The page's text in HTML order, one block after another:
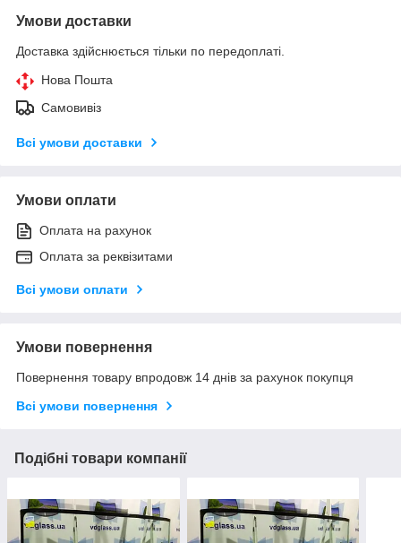
Умови доставки
Доставка здійснюється тільки по передоплаті.
Нова Пошта
Самовивіз
Всі умови доставки
Умови оплати
Оплата на рахунок
Оплата за реквізитами
Всі умови оплати
Умови повернення
Повернення товару впродовж 14 днів за рахунок покупця
Всі умови повернення
Подібні товари компанії